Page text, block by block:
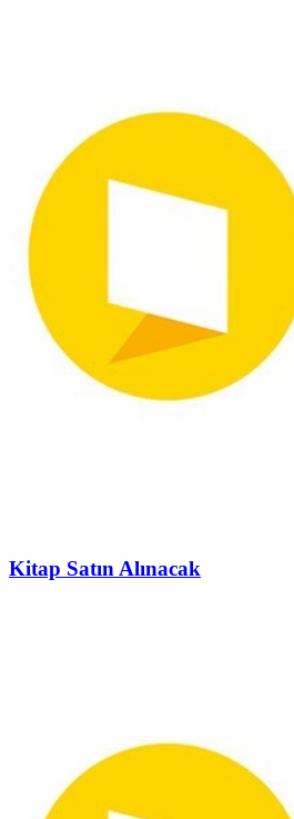
Kitap Satın Alınacak